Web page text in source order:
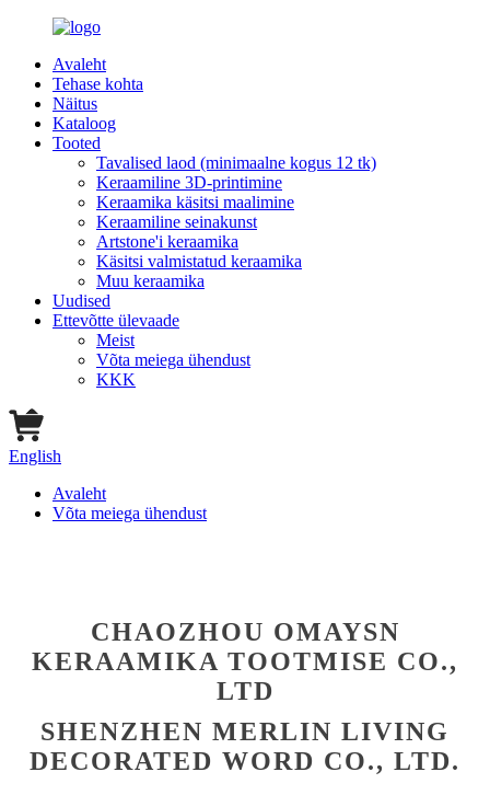
Avaleht
Tehase kohta
Näitus
Kataloog
Tooted
Tavalised laod (minimaalne kogus 12 tk)
Keraamiline 3D-printimine
Keraamika käsitsi maalimine
Keraamiline seinakunst
Artstone'i keraamika
Käsitsi valmistatud keraamika
Muu keraamika
Uudised
Ettevõtte ülevaade
Meist
Võta meiega ühendust
KKK
English
Avaleht
Võta meiega ühendust
CHAOZHOU OMAYSN
KERAAMIKA TOOTMISE CO.,
LTD
SHENZHEN MERLIN LIVING
DECORATED WORD CO., LTD.